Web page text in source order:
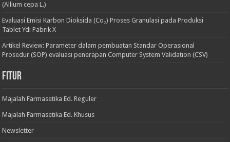
(Allium cepa L.)
Evaluasi Emisi Karbon Dioksida (Co₂) Proses Granulasi pada Produksi
Tablet Ydi Pabrik X
Artikel Review: Parameter dalam pembuatan Standar Operasional
Prosedur (SOP) evaluasi penerapan Computer System Validation (CSV)
Fitur
Majalah Farmasetika Ed. Reguler
Majalah Farmasetika Ed. Khusus
Newsletter